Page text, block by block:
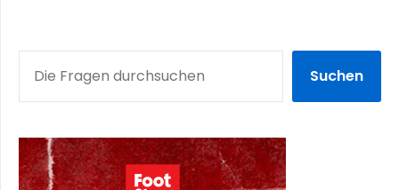
Suchen